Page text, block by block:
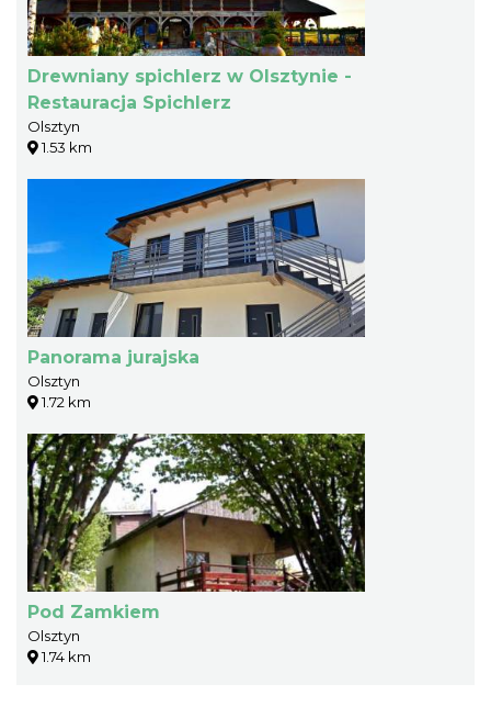
Drewniany spichlerz w Olsztynie -
Restauracja Spichlerz
Olsztyn
1.53 km
Panorama jurajska
Olsztyn
1.72 km
Pod Zamkiem
Olsztyn
1.74 km